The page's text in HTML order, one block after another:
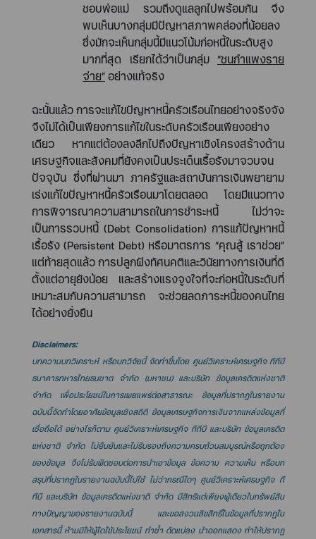
ชอบพ่อแม่ รวมถึงดูแลลูกไปพร้อมกัน จึง
พบเห็นบางกลุ่มมีปัญหาสภาพคล่องที่น้อยลง
ซึ่งมักจะเห็นกลุ่มนี้มีแนวโน้มก่อหนี้ในระดับสูง
มากที่สุด เรียกได้ว่าเป็นกลุ่ม “ชนกำแพงราย
จ่าย”อย่างแท้จริง
ฉะนั้นแล้ว การจะแก้ไขปัญหาหนี้ครัวเรือนไทยอย่างจริงจัง
จึงไม่ได้เป็นเพียงการแก้ไขในระดับครัวเรือนเพียงอย่าง
เดียว หากแต่ต้องลงลึกไปถึงปัญหาเชิงโครงสร้างด้าน
เศรษฐกิจและสังคมที่ยังคงเป็นประเด็นเรื้อรังมาจวบจน
ปัจจุบัน ซึ่งที่ผ่านมา ภาครัฐและสถาบันการเงินพยายาม
เร่งแก้ไขปัญหาหนี้ครัวเรือนมาโดยตลอด โดยมีแนวทาง
การพิจารณาความสามารถในการชำระหนี้ ไม่ว่าจะ
เป็นการรวบหนี้ (Debt Consolidation)การแก้ปัญหาหนี้
เรื้อรัง (Persistent Debt) หรือมาตรการ “คุณสู้ เราช่วย”
แต่ท้ายสุดแล้ว การปลูกฝังทัศนคติและวินัยทางการเงินที่ดี
ตั้งแต่อายุยังน้อย และสร้างแรงจูงใจที่จะก่อหนี้ในระดับที่
เหมาะสมกับความสามารถ จะช่วยลดภาระหนี้ของคนไทย
ได้อย่างยั่งยืน
Disclaimers:
บทความบทวิเคราะห์ หรือบทวิจัยนี้ จัดทำขึ้นโดย ศูนย์วิเคราะห์เศรษฐกิจ ทีทีบี
ธนาคารทหารไทยธนชาต จำกัด (มหาชน) และบริษัท ข้อมูลเครดิตแห่งชาติ
จำกัด เพื่อประโยชน์ในการเผยแพร่ต่อสาธารณะ ข้อมูลที่ปรากฏในรายงาน
ฉบับนี้จัดทำโดยอาศัยข้อมูลเชิงสถิติ ข้อมูลเศรษฐกิจการเงินจากแหล่งข้อมูลที่
เชื่อถือได้ อย่างไรก็ตาม ศูนย์วิเคราะห์เศรษฐกิจ ทีทีบี และบริษัท ข้อมูลเครดิต
แห่งชาติ จำกัด ไม่ยืนยันและไม่รับรองถึงความครบถ้วนสมบูรณ์หรือถูกต้อง
ของข้อมูล จึงไม่รับผิดชอบต่อการนำเอาข้อมูล ข้อความ ความเห็น หรือบท
สรุปที่ปรากฏในรายงานฉบับนี้ไปใช้ ไม่ว่ากรณีใดๆ ศูนย์วิเคราะห์เศรษฐกิจ ที
ทีบี และบริษัท ข้อมูลเครดิตแห่งชาติ จำกัด มีสิทธิแต่เพียงผู้เดียวในทรัพย์สิน
ทางปัญญาของรายงานฉบับนี้ และขอสงวนลิขสิทธิ์ในข้อมูลที่ปรากฏใน
เอกสารนี้ ห้ามมิให้ผู้ใดใช้ประโยชน์ ทำซ้ำ ดัดแปลง นำออกแสดง ทำให้ปรากฏ